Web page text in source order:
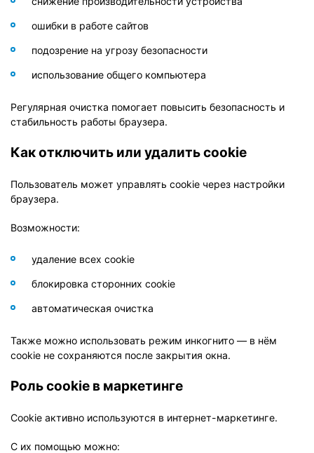
ошибки в работе сайтов
подозрение на угрозу безопасности
использование общего компьютера
Регулярная очистка помогает повысить безопасность и
стабильность работы браузера.
Как отключить или удалить cookie
Пользователь может управлять cookie через настройки
браузера.
Возможности:
удаление всех cookie
блокировка сторонних cookie
автоматическая очистка
Также можно использовать режим инкогнито — в нём
cookie не сохраняются после закрытия окна.
Роль cookie в маркетинге
Cookie активно используются в интернет-маркетинге.
С их помощью можно: